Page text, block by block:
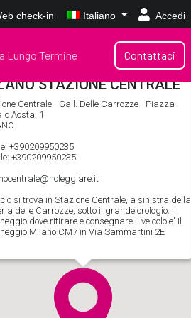
Accedi
check-in Italiano
Lungo Termine Contattaci
Noleggia
un’auto
STAZIONE CENTRALE
Centrale - Gall. Delle Carrozze - Piazza
d'Aosta, 1
+390209950235
+390209950235
si trova in Stazione Centrale, a sinistra della
delle Carrozze, sotto il grande orologio. Il
dove ritirare e consegnare il veicolo e' il
Milano CM7 in Via Sammartini 2E